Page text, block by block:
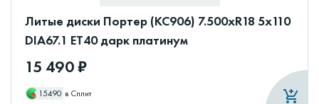
Литые диски Портер (КС906) 7.500xR18 5x110
DIA67.1 ET40 дарк платинум
15 490 ₽
15490 в Сплит